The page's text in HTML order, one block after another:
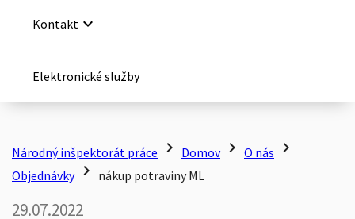
Kontakt keyboard_arrow_down
Elektronické služby
Národný inšpektorát práce chevron_right Domov chevron_right O nás chevron_right
Objednávky chevron_right nákup potraviny ML
29.07.2022